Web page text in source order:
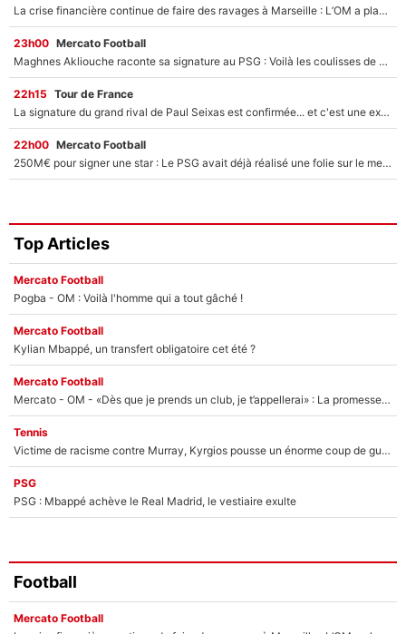
La crise financière continue de faire des ravages à Marseille : L’OM a placé 12 joueurs sur le marché des transferts… et ça pourrait lui rapporter près de 100M€ !
23h00 Mercato Football
Maghnes Akliouche raconte sa signature au PSG : Voilà les coulisses de son transfert de rêve à 50M€
22h15 Tour de France
La signature du grand rival de Paul Seixas est confirmée... et c'est une excellente nouvelle pour l'équipe Decathlon-CMA CGM !
22h00 Mercato Football
250M€ pour signer une star : Le PSG avait déjà réalisé une folie sur le mercato bien avant Neymar !
Top Articles
Mercato Football
Pogba - OM : Voilà l'homme qui a tout gâché !
Mercato Football
Kylian Mbappé, un transfert obligatoire cet été ?
Mercato Football
Mercato - OM - «Dès que je prends un club, je t’appellerai» : La promesse de Marcelino au moment de claquer la porte
Tennis
Victime de racisme contre Murray, Kyrgios pousse un énorme coup de gueule !
PSG
PSG : Mbappé achève le Real Madrid, le vestiaire exulte
Football
Mercato Football